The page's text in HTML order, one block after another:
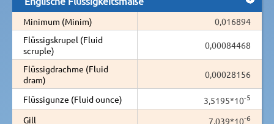
Minimum (Minim)
0,016894
Flüssigskrupel (Fluid
scruple)
0,00084468
Flüssigdrachme (Fluid
dram)
0,00028156
Flüssigunze (Fluid ounce) 3,5195*10-5
Gill 7,039*10-6